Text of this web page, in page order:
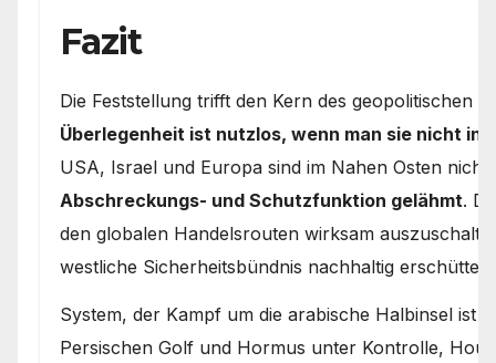
Fazit
Die Feststellung trifft den Kern des geopolitischen
Überlegenheit ist nutzlos, wenn man sie nicht in
USA, Israel und Europa sind im Nahen Osten
Abschreckungs- und Schutzfunktion gelähmt.
den globalen Handelsrouten wirksam
westliche Sicherheitsbündnis nachhaltig erschüttert.
System, der Kampf um die arabische Halbinsel ist
Persischen Golf und Hormus unter Kontrolle,